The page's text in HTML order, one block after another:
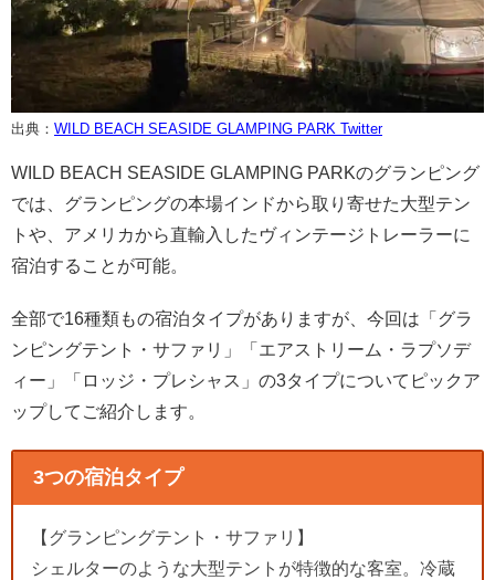
出典： WILD BEACH SEASIDE GLAMPING PARK Twitter
WILD BEACH SEASIDE GLAMPING PARKのグランピング
では、グランピングの本場インドから取り寄せた大型テン
トや、アメリカから直輸入したヴィンテージトレーラーに
宿泊することが可能。
全部で16種類もの宿泊タイプがありますが、今回は「グラ
ンピングテント・サファリ」「エアストリーム・ラプソデ
ィー」「ロッジ・プレシャス」の3タイプについてピックア
ップしてご紹介します。
3つの宿泊タイプ
【グランピングテント・サファリ】
シェルターのような大型テントが特徴的な客室。冷蔵